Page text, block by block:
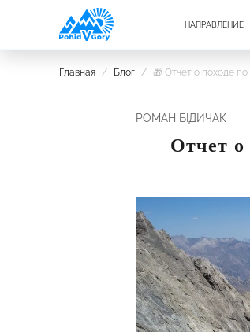
НАПРАВЛЕНИЕ
Главная / Блог / 🎁 Отчет о походе
РОМАН БІДИЧАК
Отчет о